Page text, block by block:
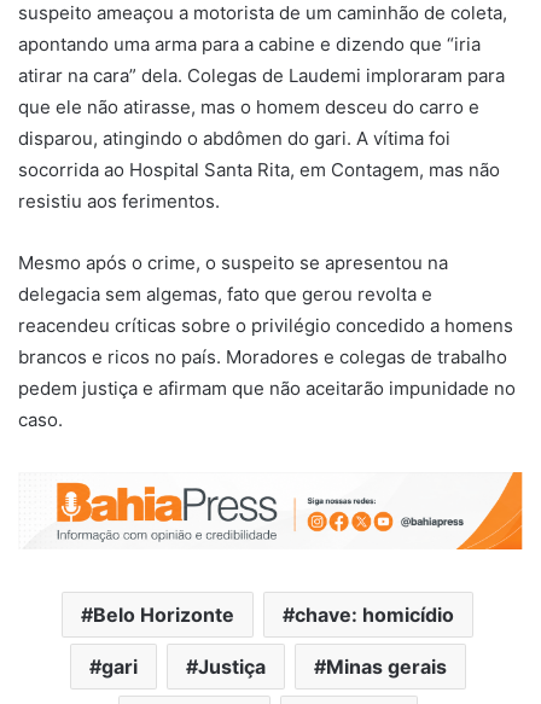
suspeito ameaçou a motorista de um caminhão de coleta,
apontando uma arma para a cabine e dizendo que “iria
atirar na cara” dela. Colegas de Laudemi imploraram para
que ele não atirasse, mas o homem desceu do carro e
disparou, atingindo o abdômen do gari. A vítima foi
socorrida ao Hospital Santa Rita, em Contagem, mas não
resistiu aos ferimentos.
Mesmo após o crime, o suspeito se apresentou na
delegacia sem algemas, fato que gerou revolta e
reacendeu críticas sobre o privilégio concedido a homens
brancos e ricos no país. Moradores e colegas de trabalho
pedem justiça e afirmam que não aceitarão impunidade no
caso.
Belo Horizonte chave: homicídio
gari Justiça Minas gerais